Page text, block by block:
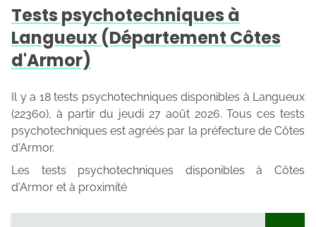
Invalidation du permis de conduire
Annulation du permis de conduire
Médecins agréés pour le permis
Visite médicale test psychotechnique
Tests psychotechniques à
Langueux (Département Côtes
d'Armor)
Il y a 18 tests psychotechniques disponibles à Langueux
(22360), à partir du jeudi 27 août 2026. Tous ces tests
psychotechniques est agréés par la préfecture de Côtes
d'Armor.
Les tests psychotechniques disponibles à Côtes
d'Armor et à proximité